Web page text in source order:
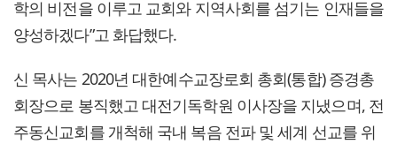
학의 비전을 이루고 교회와 지역사회를 섬기는 인재들을
양성하겠다”고 화답했다.
신 목사는 2020년 대한예수교장로회 총회(통합) 증경총
회장으로 봉직했고 대전기독학원 이사장을 지냈으며, 전
주동신교회를 개척해 국내 복음 전파 및 세계 선교를 위